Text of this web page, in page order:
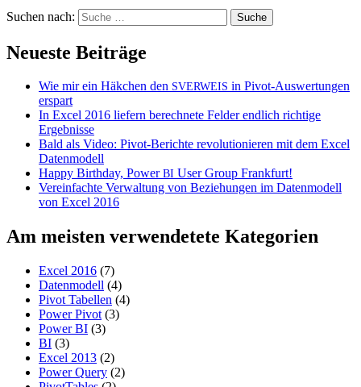
Suchen nach:
Neueste Beiträge
Wie mir ein Häkchen den SVERWEIS in Pivot-Auswertungen
erspart
In Excel 2016 liefern berechnete Felder endlich richtige
Ergebnisse
Bald als Video: Pivot-Berichte revolutionieren mit dem Excel
Datenmodell
Happy Birthday, PowerBI User Group Frankfurt!
Vereinfachte Verwaltung von Beziehungen im Datenmodell
von Excel 2016
Am meisten verwendetete Kategorien
Excel 2016 (7)
Datenmodell (4)
Pivot Tabellen (4)
Power Pivot (3)
Power BI (3)
BI (3)
Excel 2013 (2)
Power Query (2)